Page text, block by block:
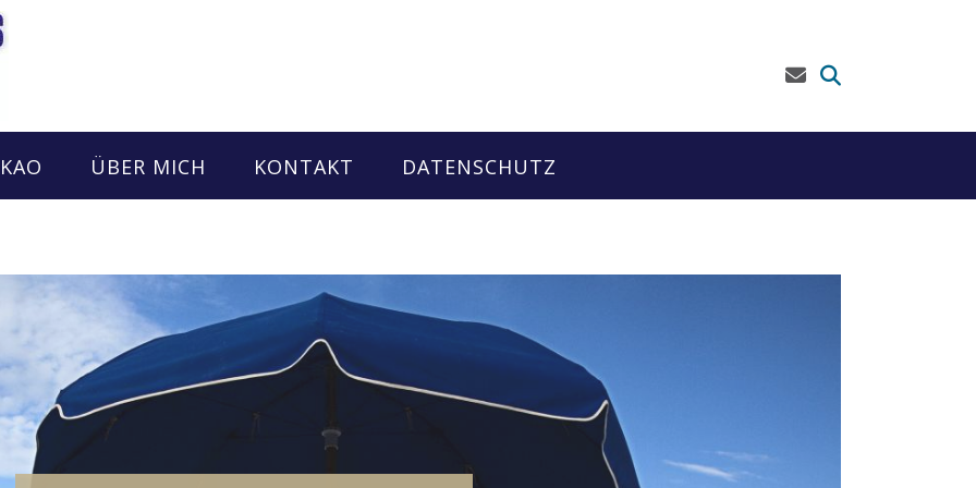
ÜBER MICH KONTAKT DATENSCHUTZ